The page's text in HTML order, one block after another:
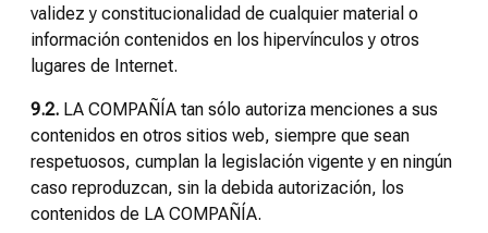
validez y constitucionalidad de cualquier material o
información contenidos en los hipervínculos y otros
lugares de Internet.
9.2. LA COMPAÑÍA tan sólo autoriza menciones a sus
contenidos en otros sitios web, siempre que sean
respetuosos, cumplan la legislación vigente y en ningún
caso reproduzcan, sin la debida autorización, los
contenidos de LA COMPAÑÍA.